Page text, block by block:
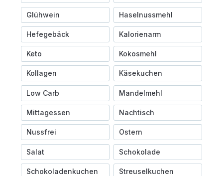
Glühwein Haselnussmehl
Hefegebäck Kalorienarm
Keto Kokosmehl
Kollagen Käsekuchen
Low Carb Mandelmehl
Mittagessen Nachtisch
Nussfrei Ostern
Salat Schokolade
Schokoladenkuchen Streuselkuchen